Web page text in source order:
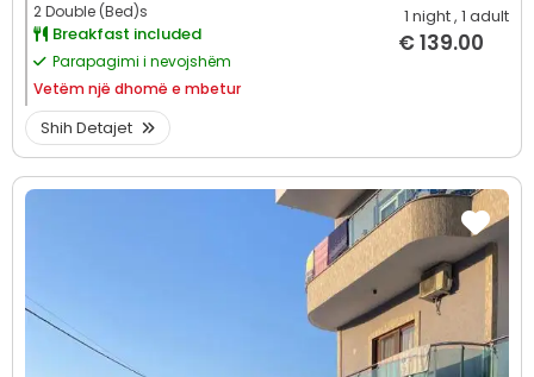
2 Double (Bed)s
Breakfast included
Parapagimi i nevojshëm
Vetëm një dhomë e mbetur
1 night, 1 adult
€ 139.00
Shih Detajet